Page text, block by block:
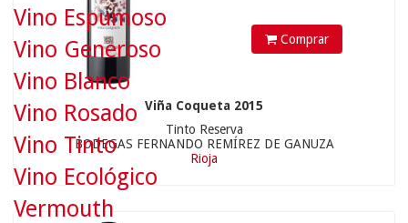
Comprar
Viña Coqueta 2015
Tinto Reserva
BODEGAS FERNANDO REMÍREZ DE GANUZA
Rioja
Vino Espumoso
Vino Generoso
Vino Blanco
Vino Rosado
Vino Tinto
Vino Ecológico
Vermouth